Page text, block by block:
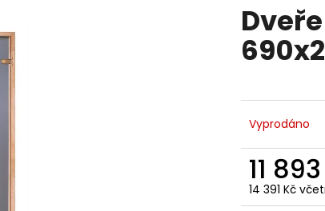
produktu
je
0,0
z
Vyprodáno
11
14 391 Kč
Měrná
HLEDAT